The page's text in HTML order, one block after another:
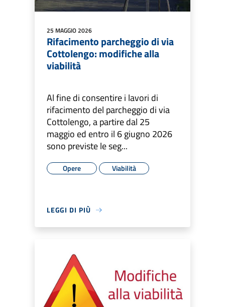
25 MAGGIO 2026
Rifacimento parcheggio di via
Cottolengo: modifiche alla
viabilità
Al fine di consentire i lavori di
rifacimento del parcheggio di via
Cottolengo, a partire dal 25
maggio ed entro il 6 giugno 2026
sono previste le seg...
Opere Viabilità
LEGGI DI PIÙ